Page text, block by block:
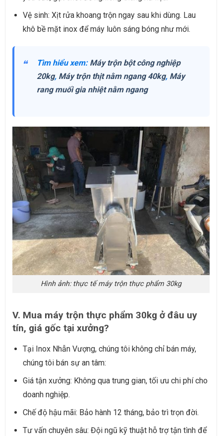
Vệ sinh: Xịt rửa khoang trộn ngay sau khi dùng. Lau
khô bề mặt inox để máy luôn sáng bóng như mới.
Tìm hiểu xem: Máy trộn bột công nghiệp
20kg, Máy trộn thịt nằm ngang 40kg, Máy
rang muối gia nhiệt nằm ngang
Hình ảnh: thực tế máy trộn thực phẩm 30kg
V. Mua máy trộn thực phẩm 30kg ở đâu uy
tín, giá gốc tại xưởng?
Tại Inox Nhẫn Vượng, chúng tôi không chỉ bán máy,
chúng tôi bán sự an tâm:
Giá tận xưởng: Không qua trung gian, tối ưu chi phí cho
doanh nghiệp.
Chế độ hậu mãi: Bảo hành 12 tháng, bảo trì trọn đời.
Tư vấn chuyên sâu: Đội ngũ kỹ thuật hỗ trợ tận tình để